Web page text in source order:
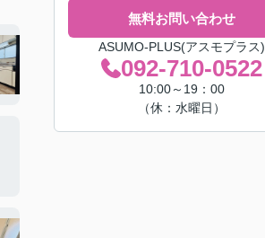
無料お問い合わせ
ASUMO-PLUS(アスモプラス)
092-710-0522
10:00～19：00
（休：水曜日）